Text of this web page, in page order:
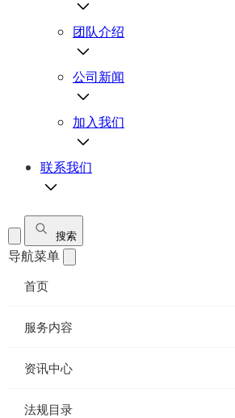
团队介绍
公司新闻
加入我们
联系我们
搜索
导航菜单
首页
服务内容
资讯中心
法规目录